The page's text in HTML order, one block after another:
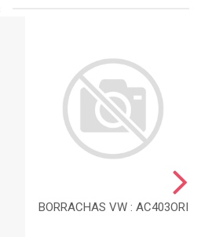
BORRACHAS VW : AC403ORI